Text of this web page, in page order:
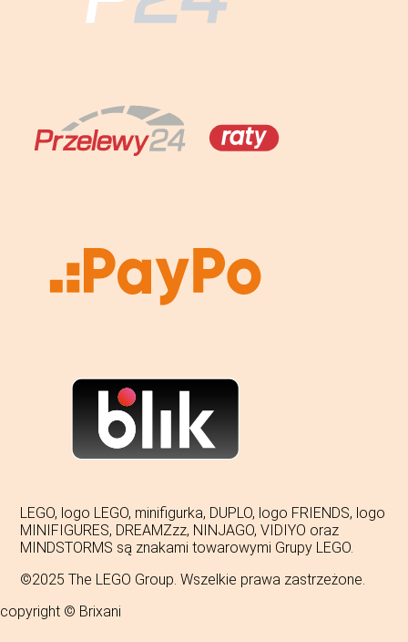
LEGO, logo LEGO, minifigurka, DUPLO, logo FRIENDS, logo
MINIFIGURES, DREAMZzz, NINJAGO, VIDIYO oraz
MINDSTORMS są znakami towarowymi Grupy LEGO.
©2025 The LEGO Group. Wszelkie prawa zastrzeżone.
copyright © Brixani